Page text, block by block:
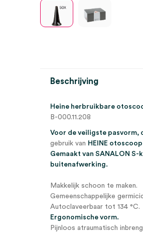
Beschrijving
Heine herbruikbare
B-000.11.208
Voor de veiligste pasvorm,
gebruik van HEINE
Gemaakt van SANALON
buitenafwerking.
Makkelijk schoon te maken.
Gemeenschappelijke
Autoclaveerbaar tot 134 °C.
Ergonomische vorm.
Pijnloos atraumatisch